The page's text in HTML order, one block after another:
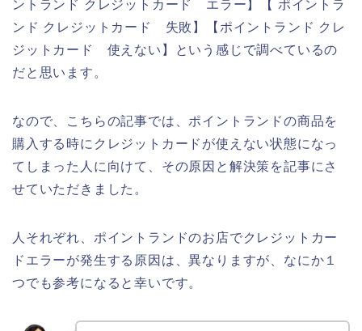
ントランド クレジットカード エラー】【 ポイントラ
ンド クレジットカード 失敗】【ポイントランド クレ
ジットカード 使えない】という感じで調べているの
だと思います。
なので、こちらの記事では、ポイントランドの商品を
購入する時にクレジットカードが使えない状態になっ
てしまった人に向けて、その原因と解決策を記事にさ
せていただきました。
人それぞれ、ポイントランドのお店でクレジットカー
ドエラーが発生する原因は、異なりますが、なにか１
つでも参考になると幸いです。